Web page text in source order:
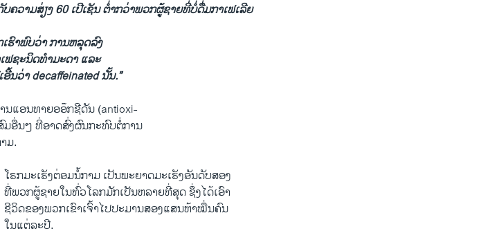
ວາມສ່ຽງ 60 ເປີເຊັນ ຕໍ່າກວ່າພວກຜູ້ຊາຍທີ່ບໍ່ດື່ມກາເຟ​ເລີຍ
ຮົາພົບວ່າ ການຫລຸດລົງ
ຟຊະນິດທຳ​ມະ​ດາ ​ແລະ
ວ່າ decaffeinated ນັ້ນ.”
ນແອນທາຍອອ໊ກຊີດັນ (antioxi-
ມອື່ນໆ ທີ່ອາດສົ່ງຜົນກະທົບຕໍ່ການ
ມ.
ໂຣກມ​ະເຮັງຕ່ອມນໍ້ກາມ ເປັນພະຍາດມະເຮັງອັນດັບສອງ
ທີ່ພວກຜູ້ຊາຍໃນທົ່ວໂລກມັກເປັນຫລາຍທີ່ສຸດ ຊຶ່ງໄດ້ເອົາ
ຊີວິດຂອງພວກເຂົາເຈົ້າໄປປະມານສອງແສນຫ້າໝື່ນຄົນ
ໃນ​ແຕ່ລະປີ.